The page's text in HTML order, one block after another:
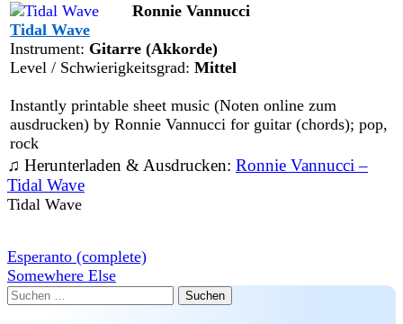
Ronnie Vannucci
Tidal Wave
Instrument: Gitarre (Akkorde)
Level / Schwierigkeitsgrad: Mittel
Instantly printable sheet music (Noten online zum
ausdrucken) by Ronnie Vannucci for guitar (chords); pop,
rock
♫ Herunterladen & Ausdrucken: Ronnie Vannucci –
Tidal Wave
Tidal Wave
Beitragsnavigation
Esperanto (complete)
Somewhere Else
Suchen